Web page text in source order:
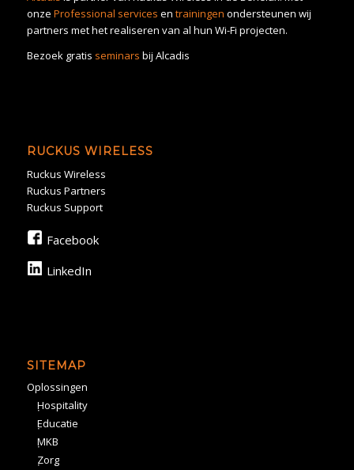
onze Professional services en trainingen ondersteunen wij
partners met het realiseren van al hun Wi-Fi projecten.
Bezoek gratis seminars bij Alcadis
RUCKUS WIRELESS
Ruckus Wireless
Ruckus Partners
Ruckus Support
Facebook
LinkedIn
SITEMAP
Oplossingen
Hospitality
Educatie
MKB
Zorg